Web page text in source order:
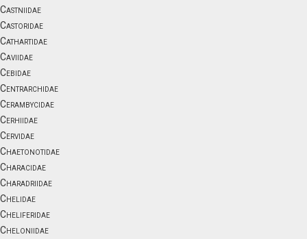
Castniidae
Castoridae
Cathartidae
Caviidae
Cebidae
Centrarchidae
Cerambycidae
Cerhiidae
Cervidae
Chaetonotidae
Characidae
Charadriidae
Chelidae
Cheliferidae
Cheloniidae